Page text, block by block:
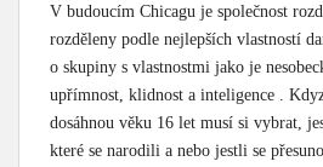
V budoucím Chicagu je společnost
rozděleny podle nejlepších vlastností
o skupiny s vlastnostmi jako je
upřímnost, klidnost a inteligence .
dosáhnou věku 16 let musí si vybrat,
které se narodili a nebo jestli se